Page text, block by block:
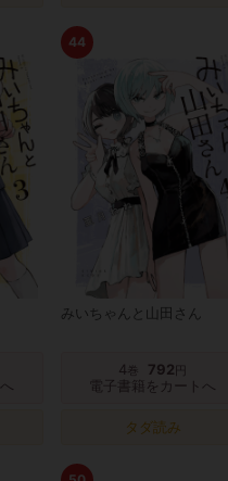
44
みいちゃんと山田さん
4 巻 792円
電子書籍をカートへ
タダ読み